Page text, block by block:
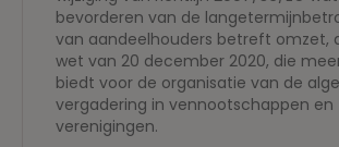
bevorderen van de
van aandeelhouders betreft omzet,
wet van 20 december 2020, die
biedt voor de organisatie van de
vergadering in vennootschappen en
verenigingen.